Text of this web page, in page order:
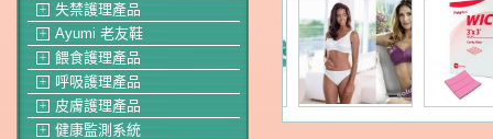
＋ 失禁護理產品
＋ Ayumi 老友鞋
＋ 餵食護理產品
＋ 呼吸護理產品
＋ 皮膚護理產品
＋ 健康監測系統